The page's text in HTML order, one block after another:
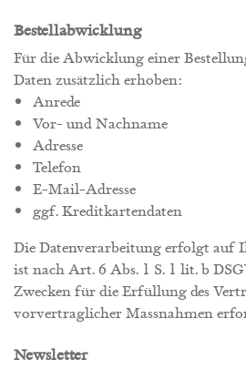
Bestellabwicklung
Für die Abwicklung einer
Daten zusätzlich erhoben:
Anrede
Vor- und Nachname
Adresse
Telefon
E-Mail-Adresse
ggf. Kreditkartendaten
Die Datenverarbeitung erfolgt auf
ist nach Art. 6 Abs. 1 S. 1 lit. b
Zwecken für die Erfüllung des
vorvertraglicher Massnahmen
Newsletter